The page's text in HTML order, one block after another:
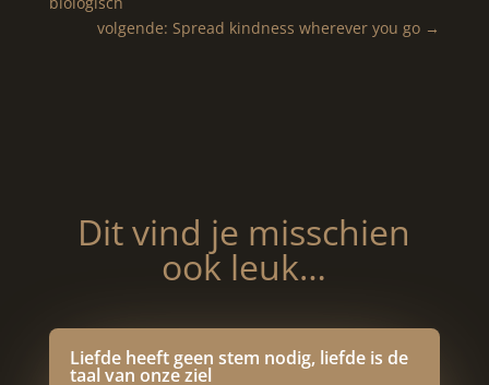
volgende: Spread kindness wherever you go →
Dit vind je misschien
ook leuk…
Liefde heeft geen stem nodig, liefde is de
taal van onze ziel